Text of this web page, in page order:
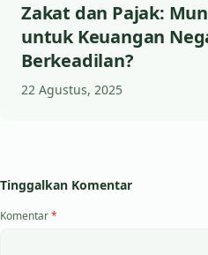
Zakat dan Pajak:
untuk Keuangan
Berkeadilan?
22 Agustus, 2025
Tinggalkan Komentar
Komentar*